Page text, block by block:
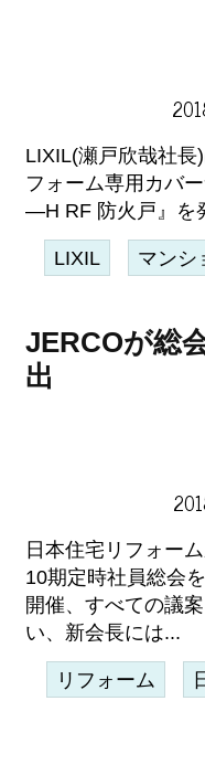
LIXIL(瀬戸欣哉社長
フォーム専用カバ
―H RF 防火戸』を
LIXIL マンシ
JERCOが総
出
日本住宅リフォー
10期定時社員総会
開催、すべての議
い、新会長には...
リフォーム